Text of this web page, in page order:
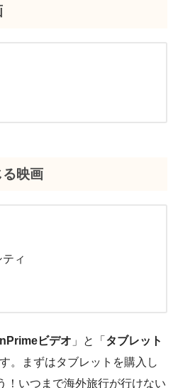
映画
ィ
ビデオ 」と「 タブレット
。まずはタブレットを購入し
！いつまで海外旅行が行けない